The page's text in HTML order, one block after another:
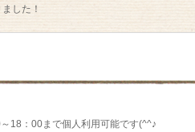
した！
18：00まで個人利用可能です(^^♪